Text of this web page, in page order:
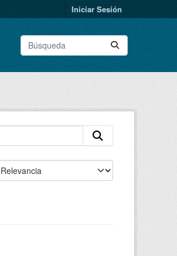
Iniciar Sesión